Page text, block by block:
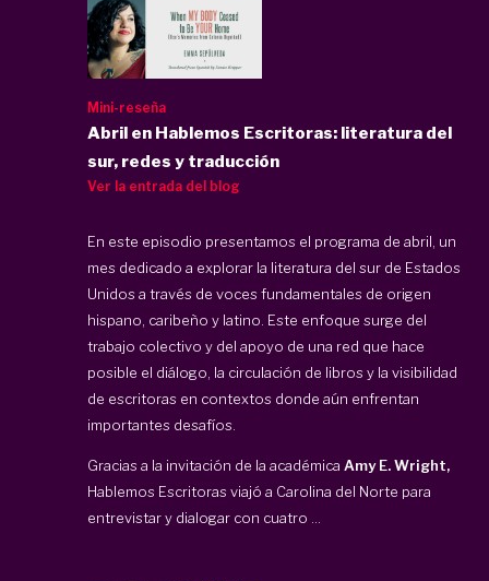
Mini-reseña
Abril en Hablemos Escritoras: literatura del
sur, redes y traducción
Ver la entrada del blog
En este episodio presentamos el programa de abril, un
mes dedicado a explorar la literatura del sur de Estados
Unidos a través de voces fundamentales de origen
hispano, caribeño y latino. Este enfoque surge del
trabajo colectivo y del apoyo de una red que hace
posible el diálogo, la circulación de libros y la visibilidad
de escritoras en contextos donde aún enfrentan
importantes desafíos.
Gracias a la invitación de la académica Amy E. Wright,
Hablemos Escritoras viajó a Carolina del Norte para
entrevistar y dialogar con cuatro ...